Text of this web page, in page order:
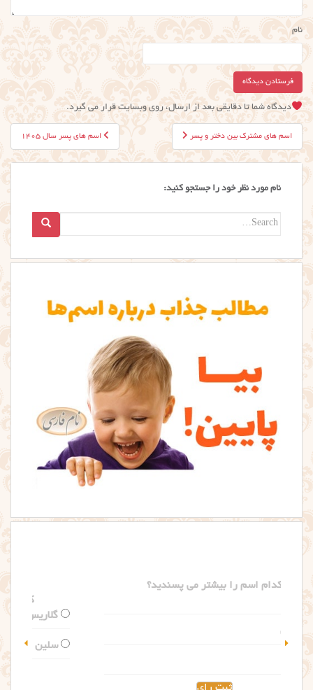
نام
دیدگاه شما تا دقایقی بعد از ارسال، روی وبسایت قرار می گیرد.
راهبری
نوشته
اسم های پسر سال ۱۴۰۵ اسم های مشترک بین دختر و پسر
نام مورد نظر خود را جستجو کنید:
Search